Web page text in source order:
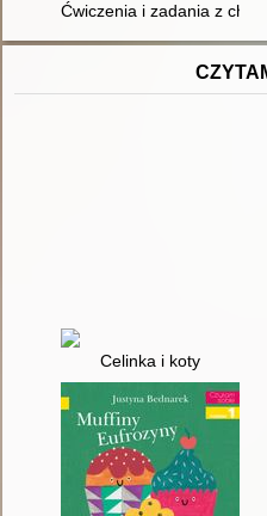
Ćwiczenia i zadania z
Celinka i koty